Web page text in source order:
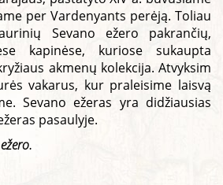
per Vardenyants perėją. Toliau
Sevano ežero pakrančių,
kapinėse, kuriose sukaupta
akmenų kolekcija. Atvyksim
vakarus, kur praleisime laisvą
Sevano ežeras yra didžiausias
pasaulyje.